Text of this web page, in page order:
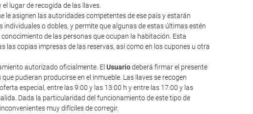
lugar de recogida de las llaves.
le asignen las autoridades competentes de ese país y estarán
o dobles, y permite que algunas de estas últimas estén
de las personas que ocupan la habitación. Esta
copias impresas de las reservas, así como en los cupones u otra
autorizado oficialmente. El Usuariodeberá firmar el presente
pudieran producirse en el inmueble. Las llaves se recogen
especial, entre las 9:00 y las 13:00 h y entre las 17:00 y las
Dada la particularidad del funcionamiento de este tipo de
muy difíciles de corregir.